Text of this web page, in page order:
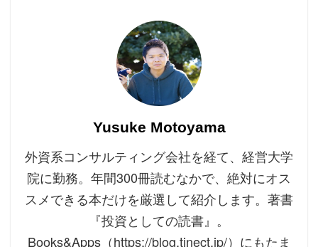
Yusuke Motoyama
外資系コンサルティング会社を経て、経営大学
院に勤務。年間300冊読むなかで、絶対にオス
スメできる本だけを厳選して紹介します。著書
『投資としての読書』。
Books&Apps（https://blog.tinect.jp/）にもたま